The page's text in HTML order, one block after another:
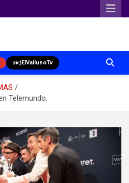
ElVallunoTv
Telemundo.